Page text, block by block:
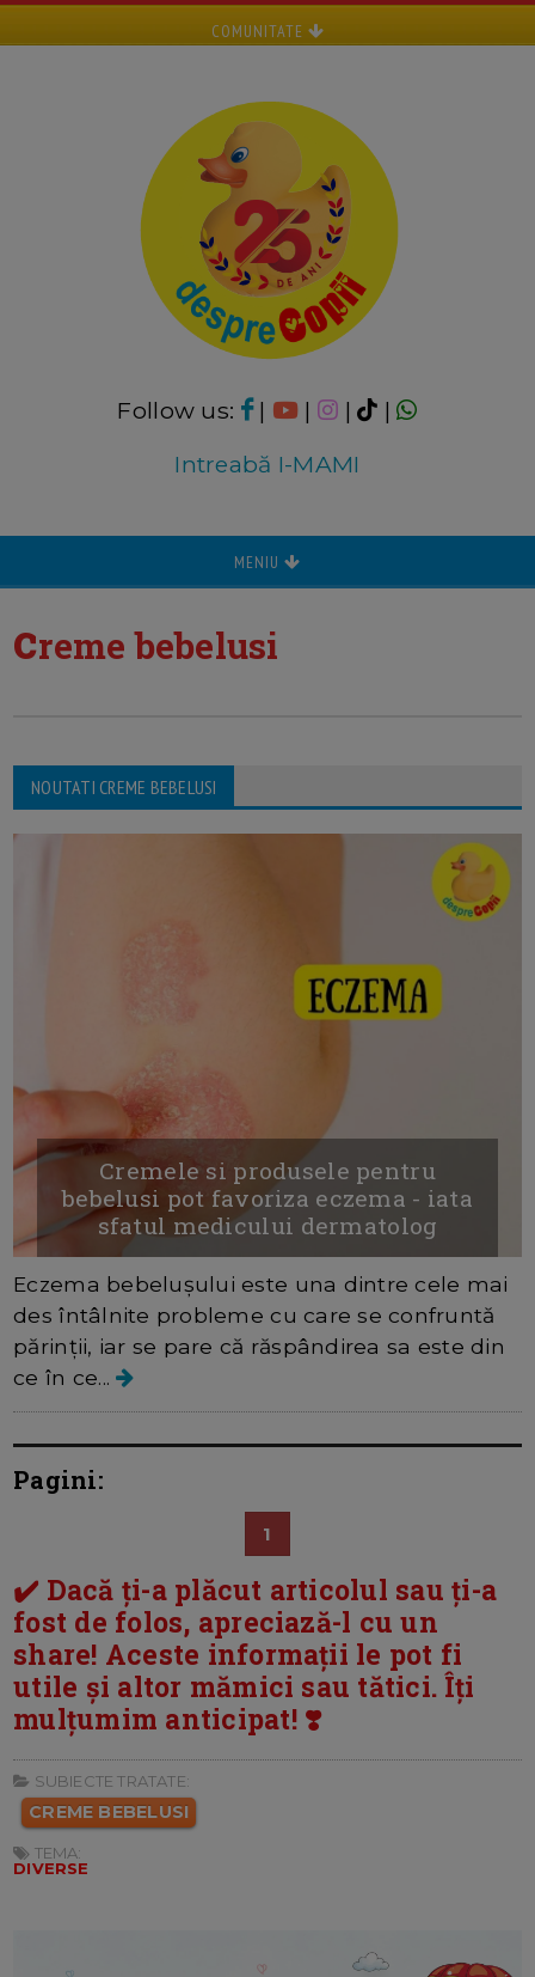
COMUNITATE
Follow us: | | |
|
Intreabă I-MAMI
MENIU
creme bebelusi
NOUTATI CREME BEBELUSI
Cremele si produsele pentru
bebelusi pot favoriza eczema - iata
sfatul medicului dermatolog
Eczema bebelușului este una dintre cele mai
des întâlnite probleme cu care se confruntă
părinții, iar se pare că răspândirea sa este din
ce în ce...
Pagini:
1
✔️ Dacă ți-a plăcut articolul sau ți-a
fost de folos, apreciază-l cu un
share! Aceste informații le pot fi
utile și altor mămici sau tătici. Îți
mulțumim anticipat! ❣️
SUBIECTE TRATATE:
CREME BEBELUSI
TEMA:
DIVERSE